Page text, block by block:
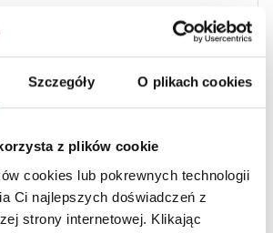
Szczegóły O plikach cookies
z plików cookie
cookies lub pokrewnych technologii
Ci najlepszych doświadczeń z
strony internetowej. Klikając
Temperatura
pokojowa